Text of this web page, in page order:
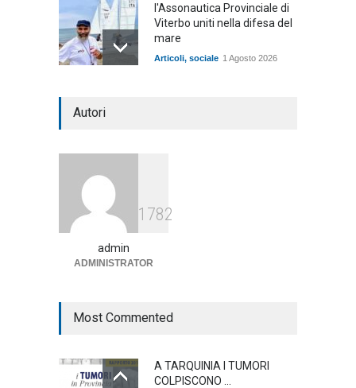
l'Assonautica Provinciale di
Viterbo uniti nella difesa del
mare
Articoli, sociale 1 Agosto 2026
arrivano i pagamenti PAC, la
Autori
1782
admin
ADMINISTRATOR
Most Commented
A TARQUINIA I TUMORI
COLPISCONO ...